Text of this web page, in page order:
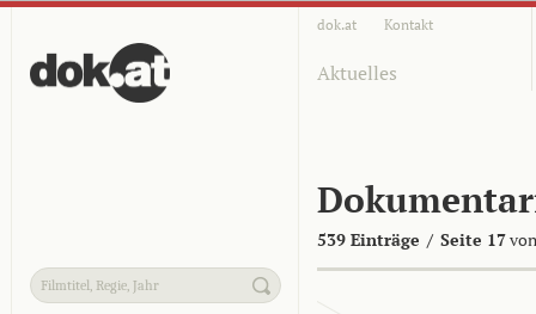
dok.at Kontakt
Aktuelles
539 Einträge / Seite 17